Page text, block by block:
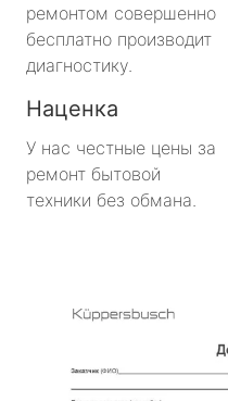
ремонтом совершенно
бесплатно производит
диагностику.
Наценка
У нас честные цены за
ремонт бытовой
техники без обмана.